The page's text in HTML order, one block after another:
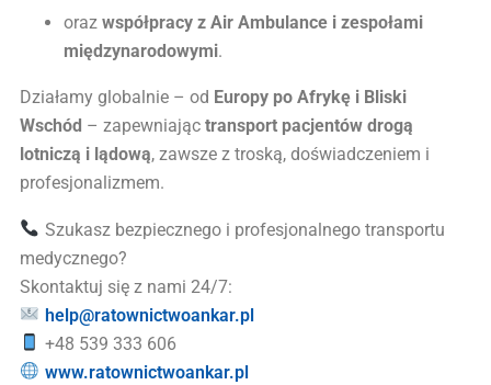
oraz współpracy z Air Ambulance i zespołami
międzynarodowymi.
Działamy globalnie – od Europy po Afrykę i Bliski
Wschód – zapewniając transport pacjentów drogą
lotniczą i lądową, zawsze z troską, doświadczeniem i
profesjonalizmem.
Szukasz bezpiecznego i profesjonalnego transportu
medycznego?
Skontaktuj się z nami 24/7:
help@ratownictwoankar.pl
+48 539 333 606
www.ratownictwoankar.pl